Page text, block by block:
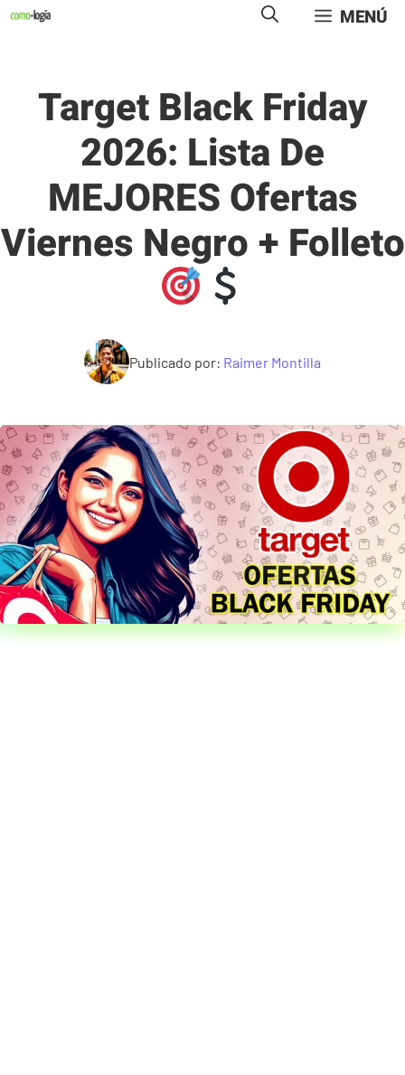
Saltar
MENÚ
Target Black Friday
2026: Lista De
MEJORES Ofertas
Viernes Negro + Folleto
Publicado por: Raimer Montilla